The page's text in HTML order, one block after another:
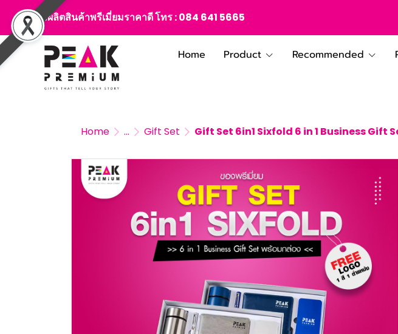
สั่งผลิตสินค้าพรีเมี่ยมราคาดี โทร :084 641 5665
Home Product Recommended
Home ... Gift Set Gift Set 6in1 Sixfold 6 in 1 Business Gift